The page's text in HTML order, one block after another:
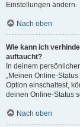
Einstellungen ändern.
Nach oben
Wie kann ich
auftaucht?
In deinem
„Meinen Online-
Option einschaltest,
deinen Online-Status
Nach oben